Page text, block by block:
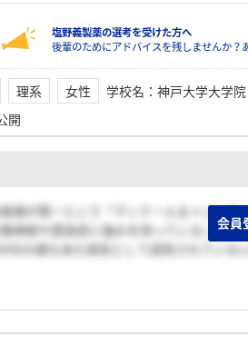
投票する
塩野義製薬の選考を受けた方へ
後輩のためにアドバイスを残しませんか
理系 女性 学校名 ： 神戸大学大学院
開
者様が第一という「ディテール＆トレー
痛神経や感染症に強みを持っていること。
の様な未だ病気として認知されてい
会員